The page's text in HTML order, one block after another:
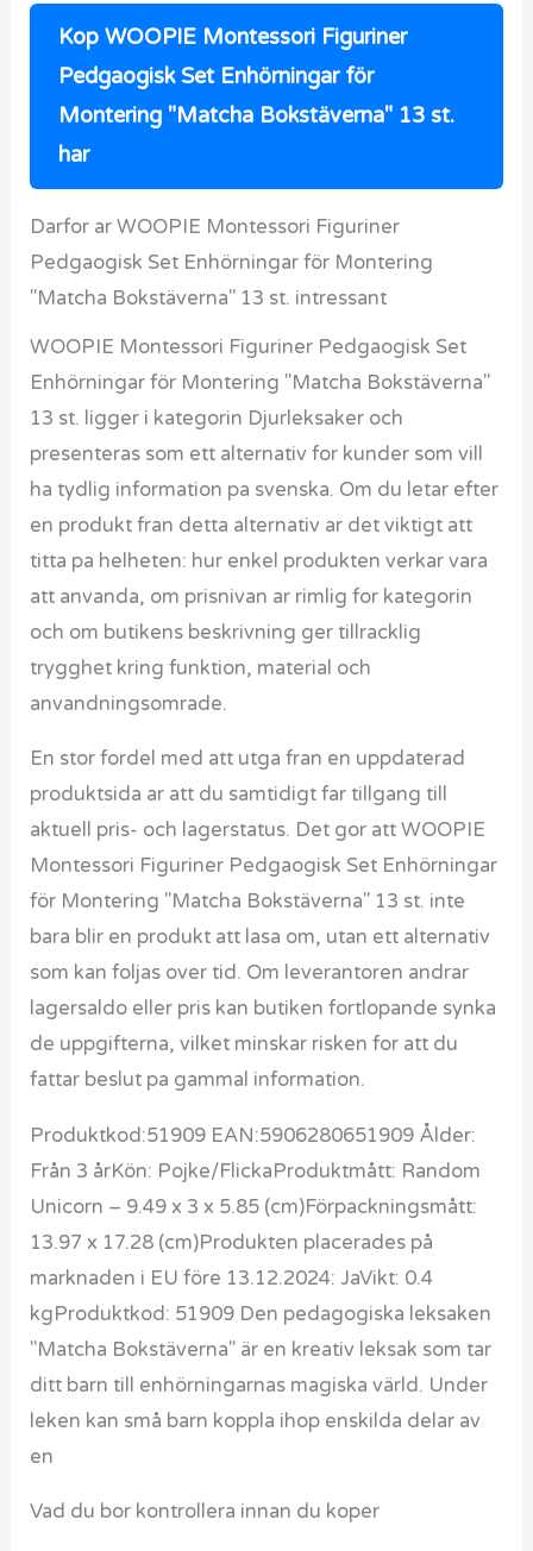
Kop WOOPIE Montessori Figuriner
Pedgaogisk Set Enhörningar för
Montering "Matcha Bokstäverna" 13 st.
har
Darfor ar WOOPIE Montessori Figuriner
Pedgaogisk Set Enhörningar för Montering
"Matcha Bokstäverna" 13 st. intressant
WOOPIE Montessori Figuriner Pedgaogisk Set
Enhörningar för Montering "Matcha Bokstäverna"
13 st. ligger i kategorin Djurleksaker och
presenteras som ett alternativ for kunder som vill
ha tydlig information pa svenska. Om du letar efter
en produkt fran detta alternativ ar det viktigt att
titta pa helheten: hur enkel produkten verkar vara
att anvanda, om prisnivan ar rimlig for kategorin
och om butikens beskrivning ger tillracklig
trygghet kring funktion, material och
anvandningsomrade.
En stor fordel med att utga fran en uppdaterad
produktsida ar att du samtidigt far tillgang till
aktuell pris- och lagerstatus. Det gor att WOOPIE
Montessori Figuriner Pedgaogisk Set Enhörningar
för Montering "Matcha Bokstäverna" 13 st. inte
bara blir en produkt att lasa om, utan ett alternativ
som kan foljas over tid. Om leverantoren andrar
lagersaldo eller pris kan butiken fortlopande synka
de uppgifterna, vilket minskar risken for att du
fattar beslut pa gammal information.
Produktkod:51909 EAN:5906280651909 Ålder:
Från 3 årKön: Pojke/FlickaProduktmått: Random
Unicorn – 9.49 x 3 x 5.85 (cm)Förpackningsmått:
13.97 x 17.28 (cm)Produkten placerades på
marknaden i EU före 13.12.2024: JaVikt: 0.4
kgProduktkod: 51909 Den pedagogiska leksaken
"Matcha Bokstäverna" är en kreativ leksak som tar
ditt barn till enhörningarnas magiska värld. Under
leken kan små barn koppla ihop enskilda delar av
en
Vad du bor kontrollera innan du koper